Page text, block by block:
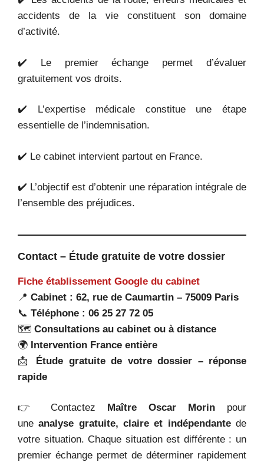
accidents de la vie constituent son domaine
d’activité.
✔️ Le premier échange permet d’évaluer
gratuitement vos droits.
✔️ L’expertise médicale constitue une étape
essentielle de l’indemnisation.
✔️ Le cabinet intervient partout en France.
✔️ L’objectif est d’obtenir une réparation intégrale de
l’ensemble des préjudices.
Contact – Étude gratuite de votre dossier
Fiche établissement Google du cabinet
📍 Cabinet : 62, rue de Caumartin – 75009 Paris
📞 Téléphone : 06 25 27 72 05
🗺️ Consultations au cabinet ou à distance
🌍 Intervention France entière
📩 Étude gratuite de votre dossier – réponse
rapide
👉 Contactez Maître Oscar Morin pour
uneanalyse gratuite, claire et indépendantede
votre situation. Chaque situation est différente : un
premier échange permet de déterminer rapidement